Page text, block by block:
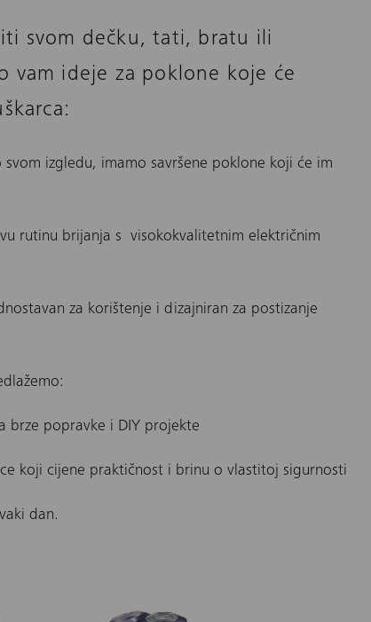
svom dečku, tati, bratu ili
vam ideje za poklone koje će
izgledu, imamo savršene poklone koji će im
rutinu brijanja s visokokvalitetnim električnim
za korištenje i dizajniran za postizanje
brze popravke i DIY projekte
koji cijene praktičnost i brinu o vlastitoj sigurnosti
dan.